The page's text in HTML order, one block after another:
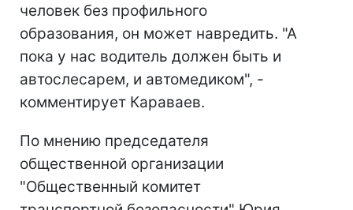
человек без профильного
образования, он может навредить. "А
пока у нас водитель должен быть и
автослесарем, и автомедиком", -
комментирует Караваев.
По мнению председателя
общественной организации
"Общественный комитет